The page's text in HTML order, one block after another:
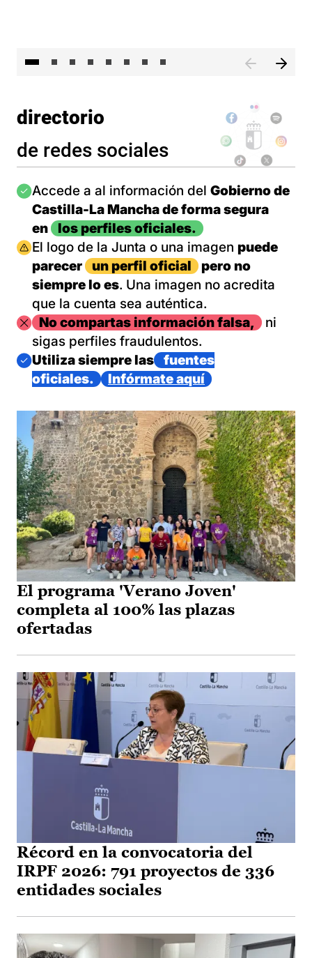
directorio
de redes sociales
Imagen
Accede a al información del Gobierno de
Castilla-La Mancha de forma segura
en
los perfiles oficiales.
Imagen
El logo de la Junta o una imagen puede
parecer
un perfil oficial
pero no
siempre lo es. Una imagen no acredita
que la cuenta sea auténtica.
ImagenNo compartas información falsa,
ni
sigas perfiles fraudulentos.
Imagen
Utiliza siempre las
fuentes
oficiales.
Infórmate aquí
El programa 'Verano Joven'
completa al 100% las plazas
ofertadas
Récord en la convocatoria del
IRPF 2026: 791 proyectos de 336
entidades sociales